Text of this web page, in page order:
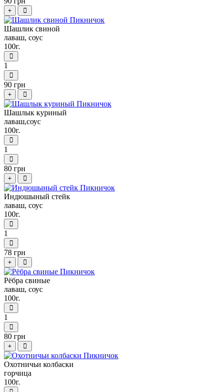
+
Шашлик свиной
лаваш, соус
100г.
1
90 грн
+
Шашлык куриный
лаваш,соус
100г.
1
80 грн
+
Индюшыный стейк
лаваш, соус
100г.
1
78 грн
+
Рёбра свиные
лаваш, соус
100г.
1
80 грн
+
Охотничьи колбаски
горчица
100г.